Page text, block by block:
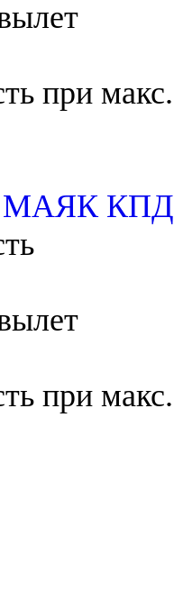
при
МАЯК КПД
при